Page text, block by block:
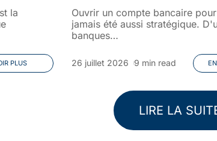
la
PLUS
Ouvrir un compte bancaire
jamais été aussi stratégique.
banques…
26 juillet 2026 9 min read
LIRE LA